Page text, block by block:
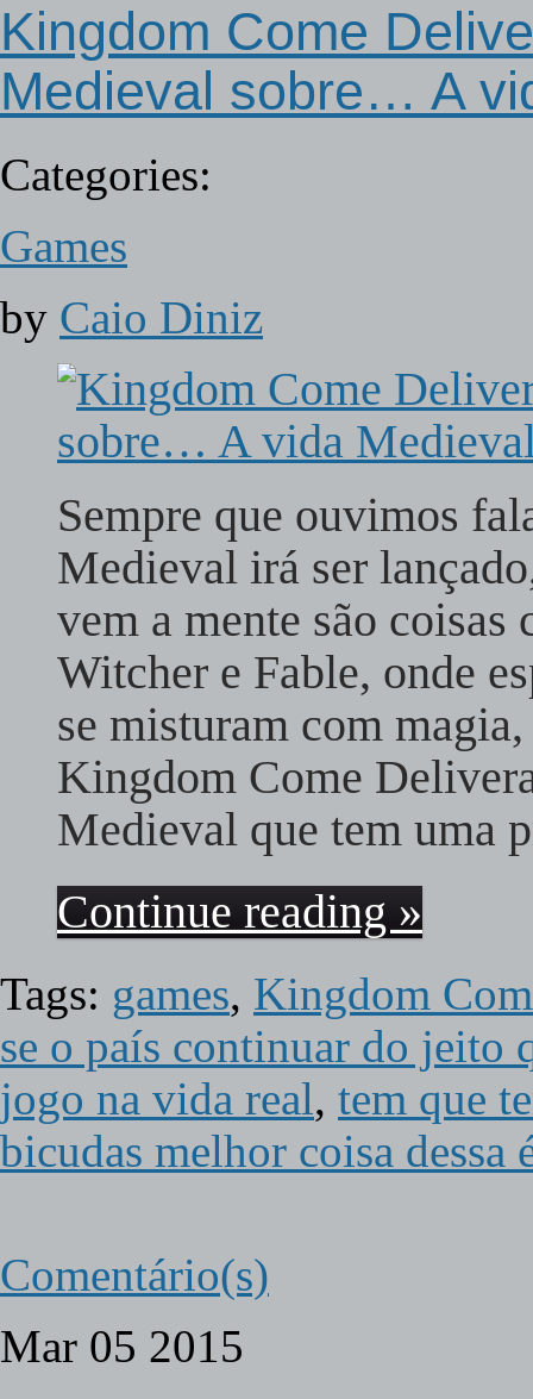
Kingdom Come
Medieval sobre… A
Categories:
Games
by Caio Diniz
Sempre que ouvimos
Medieval irá ser
vem a mente são
Witcher e Fable, onde
se misturam com
Kingdom Come
Medieval que tem uma
Continue reading »
Tags: games, Kingdom
se o país continuar do jeito
jogo na vida real, tem que
bicudas melhor coisa dessa
Comentário(s)
Mar 05 2015